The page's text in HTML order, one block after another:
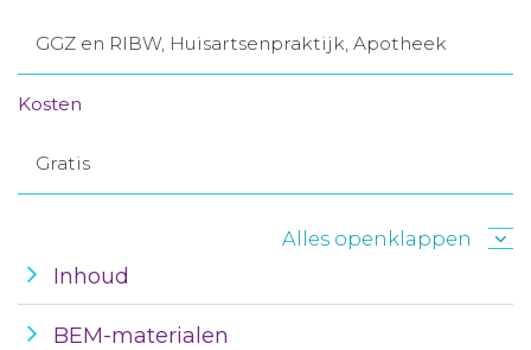
GGZ en RIBW, Huisartsenpraktijk, Apotheek
Kosten
Gratis
Alles openklappen
Inhoud
BEM-materialen